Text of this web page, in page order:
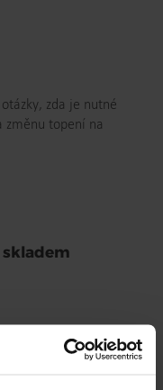
zda je nutné
topení na
skladem